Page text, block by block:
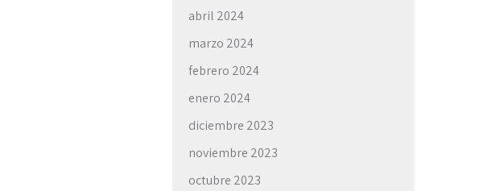
abril 2024
marzo 2024
febrero 2024
enero 2024
diciembre 2023
noviembre 2023
octubre 2023